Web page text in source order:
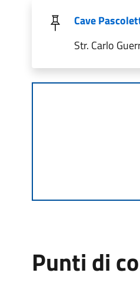
Cave
Str. Carlo
Punti di